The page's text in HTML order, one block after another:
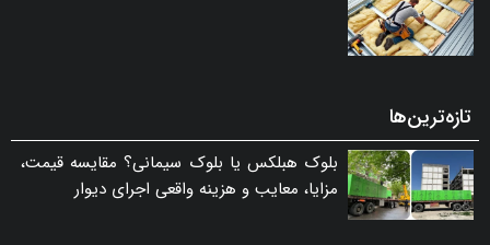
تازه‌ترین‌ها
بلوک هبلکس یا بلوک سیمانی؟ مقایسه قیمت،
مزایا، معایب و هزینه واقعی اجرای دیوار